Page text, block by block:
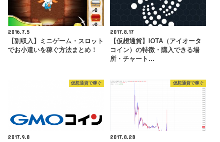
2016.7.5
【副収入】ミニゲーム・スロット
でお小遣いを稼ぐ方法まとめ！
2017.8.17
【仮想通貨】IOTA（アイオータ
コイン）の特徴・購入できる場
所・チャート…
仮想通貨で稼ぐ
2017.9.8
仮想通貨で稼ぐ
2017.8.28